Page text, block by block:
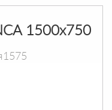
1500х750